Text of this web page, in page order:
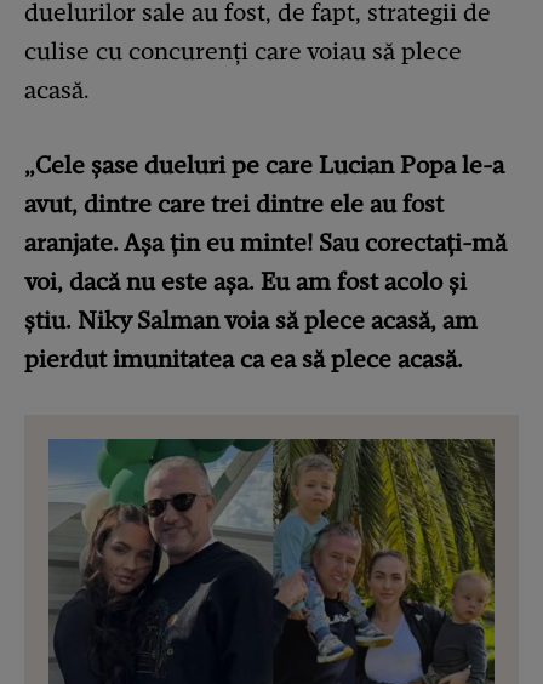
duelurilor sale au fost, de fapt, strategii de
culise cu concurenți care voiau să plece
acasă.
„Cele șase dueluri pe care Lucian Popa le-a
avut, dintre care trei dintre ele au fost
aranjate. Așa țin eu minte! Sau corectați-mă
voi, dacă nu este așa. Eu am fost acolo și
știu. Niky Salman voia să plece acasă, am
pierdut imunitatea ca ea să plece acasă.